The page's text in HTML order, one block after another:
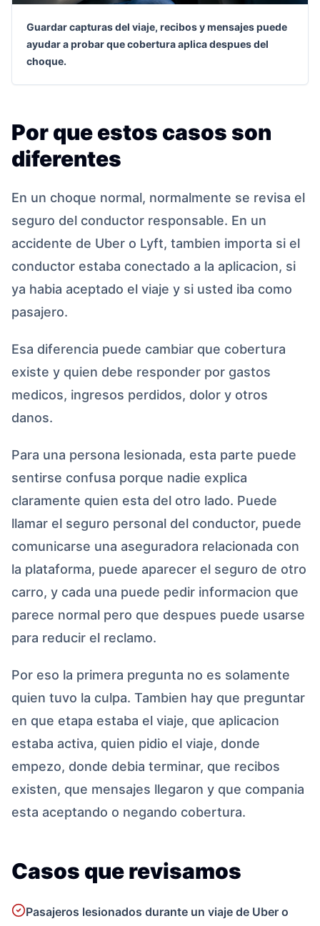
Guardar capturas del viaje, recibos y mensajes puede
ayudar a probar que cobertura aplica despues del
choque.
Por que estos casos son
diferentes
En un choque normal, normalmente se revisa el
seguro del conductor responsable. En un
accidente de Uber o Lyft, tambien importa si el
conductor estaba conectado a la aplicacion, si
ya habia aceptado el viaje y si usted iba como
pasajero.
Esa diferencia puede cambiar que cobertura
existe y quien debe responder por gastos
medicos, ingresos perdidos, dolor y otros
danos.
Para una persona lesionada, esta parte puede
sentirse confusa porque nadie explica
claramente quien esta del otro lado. Puede
llamar el seguro personal del conductor, puede
comunicarse una aseguradora relacionada con
la plataforma, puede aparecer el seguro de otro
carro, y cada una puede pedir informacion que
parece normal pero que despues puede usarse
para reducir el reclamo.
Por eso la primera pregunta no es solamente
quien tuvo la culpa. Tambien hay que preguntar
en que etapa estaba el viaje, que aplicacion
estaba activa, quien pidio el viaje, donde
empezo, donde debia terminar, que recibos
existen, que mensajes llegaron y que compania
esta aceptando o negando cobertura.
Casos que revisamos
Pasajeros lesionados durante un viaje de Uber o